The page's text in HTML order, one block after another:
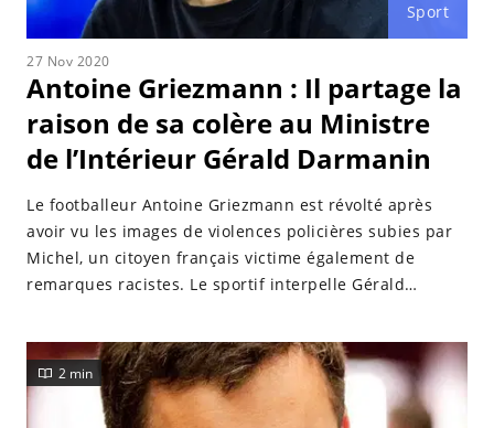
Sport
27 Nov 2020
Antoine Griezmann : Il partage la
raison de sa colère au Ministre
de l’Intérieur Gérald Darmanin
Le footballeur Antoine Griezmann est révolté après
avoir vu les images de violences policières subies par
Michel, un citoyen français victime également de
remarques racistes. Le sportif interpelle Gérald
2 min